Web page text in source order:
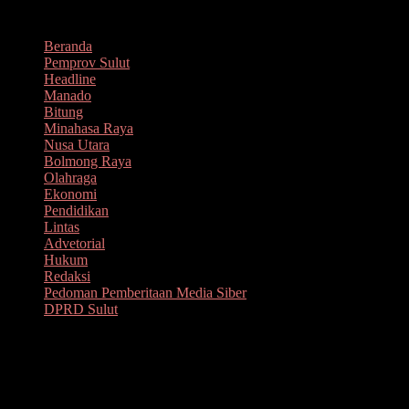
kontenBeranda
Pemprov Sulut
Headline
Manado
Bitung
Minahasa Raya
Nusa Utara
Bolmong Raya
Olahraga
Ekonomi
Pendidikan
Lintas
Advetorial
Hukum
Redaksi
Pedoman Pemberitaan Media Siber
DPRD Sulut